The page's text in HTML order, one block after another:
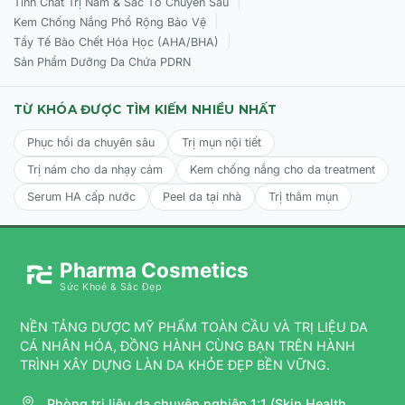
Bakuchiol: thành phần có nguồn gốc từ thực vật,
cơ chế hoạt động tương tự như retinol nhưng
không gây kích ứng. Giúp tăng sinh collagen,
elastin, chống oxy hóa và kháng viêm da.
Chiết xuất từ các loại hạt:
chống oxy hóa mạnh
mẽ, cấp nước và giữ nước cho da.
Tất cả các thành phần:Water (Aqua), Butylene
Glycol, Hydroxypropyl Starch Phosphate,
Glycerin, C12-15 Alkyl Benzoate, Caprylic/Capric
Triglyceride, Cetearyl Alcohol, Tetrahexyldecyl
Ascorbate, Bakuchiol, Tocopheryl Acetate, Iris
Tamarindus Indica Seed Gum, Sodium
Hyaluronate, Candelilla/Jojoba/Rice Bran
Stearoyl Lactylate, Tremella Fuciformis Sporocarp
Extract, Betaine, Potassium Sorbate,
Glycosphingolipids, Tasmannia Lanceolata Fruit
Kem Chống Nắng Phổ Rộng Bảo Vệ
Tẩy Tế Bào Chết Hóa Học (AHA/BHA)
Sản Phẩm Dưỡng Da Chứa PDRN
TỪ KHÓA ĐƯỢC TÌM KIẾM NHIỀU NHẤT
Phục hồi da chuyên sâu
Trị mụn nội tiết
Trị nám cho da nhạy cảm
Kem chống nắng cho da treatment
Serum HA cấp nước
Peel da tại nhà Trị thâm mụn
Pharma Cosmetics
Sức Khoẻ & Sắc Đẹp
NỀN TẢNG DƯỢC MỸ PHẨM TOÀN CẦU VÀ TRỊ LIỆU DA
CÁ NHÂN HÓA, ĐỒNG HÀNH CÙNG BẠN TRÊN HÀNH
TRÌNH XÂY DỰNG LÀN DA KHỎE ĐẸP BỀN VỮNG.